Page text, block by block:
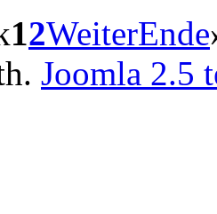
12WeiterEnde
Joomla 2.5